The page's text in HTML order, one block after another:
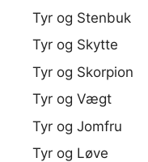
Tyr og Stenbuk
Tyr og Skytte
Tyr og Skorpion
Tyr og Vægt
Tyr og Jomfru
Tyr og Løve